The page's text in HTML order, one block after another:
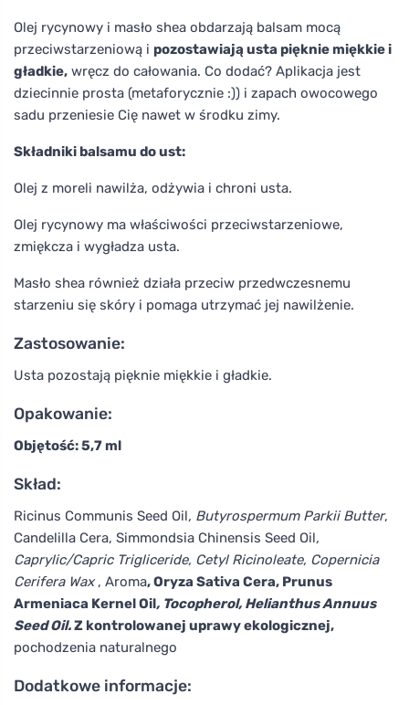
Olej rycynowy i masło shea obdarzają balsam mocą
przeciwstarzeniową i pozostawiają usta pięknie miękkie i
gładkie, wręcz do całowania. Co dodać? Aplikacja jest
dziecinnie prosta (metaforycznie :)) i zapach owocowego
sadu przeniesie Cię nawet w środku zimy.
Składniki balsamu do ust:
Olej z moreli nawilża, odżywia i chroni usta.
Olej rycynowy ma właściwości przeciwstarzeniowe,
zmiękcza i wygładza usta.
Masło shea również działa przeciw przedwczesnemu
starzeniu się skóry i pomaga utrzymać jej nawilżenie.
Zastosowanie:
Usta pozostają pięknie miękkie i gładkie.
Opakowanie:
Objętość: 5,7 ml
Skład:
Ricinus Communis Seed Oil, Butyrospermum Parkii Butter,
Candelilla Cera, Simmondsia Chinensis Seed Oil,
Caprylic/Capric Trigliceride, Cetyl Ricinoleate, Copernicia
Cerifera Wax, Aroma, Oryza Sativa Cera, Prunus
Armeniaca Kernel Oil, Tocopherol, Helianthus Annuus
Seed Oil.Z kontrolowanej uprawy ekologicznej,
pochodzenia naturalnego
Dodatkowe informacje: